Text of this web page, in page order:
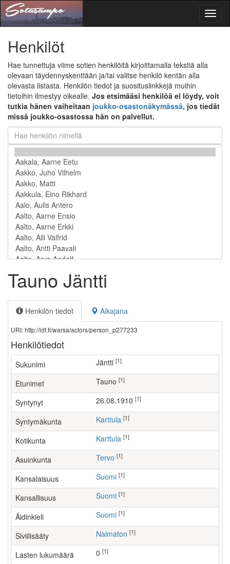
Henkilöt
Hae tunnettuja viime sotien henkilöitä kirjoittamalla tekstiä alla
olevaan täydennyskenttään ja/tai valitse henkilö kentän alla
olevasta listasta. Henkilön tiedot ja suosituslinkkejä muihin
tietoihin ilmestyy oikealle. Jos etsimääsi henkilöä ei löydy, voit
tutkia hänen vaiheitaan joukko-osastonäkymässä, jos tiedät
missä joukko-osastossa hän on palvellut.
Tauno Jäntti
Henkilön tiedot Aikajana
URI: http://ldf.fi/warsa/actors/person_p277233
Henkilötiedot
Sukunimi Jäntti [1]
Etunimet Tauno [1]
Syntynyt 26.08.1910 [1]
Syntymäkunta Karttula [1]
Kotikunta Karttula [1]
Asuinkunta Tervo [1]
Kansalaisuus Suomi [1]
Kansallisuus Suomi [1]
Äidinkieli Suomi [1]
Siviilisääty Naimaton [1]
Lasten lukumäärä [1]